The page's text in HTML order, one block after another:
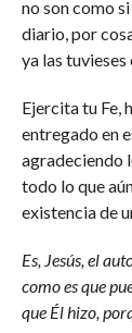
no son como
diario, por
ya las tuvieses
Ejercita tu Fe,
entregado en
agradeciendo
todo lo que
existencia de
Es, Jesús, el
como es que
que Él hizo,